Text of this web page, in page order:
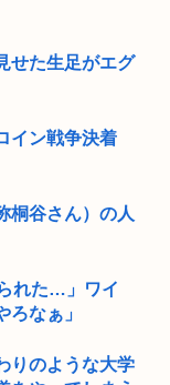
せた生足がエグ
イン戦争決着
桐谷さん）の人
れた…」ワイ
なぁ」
りのような大学